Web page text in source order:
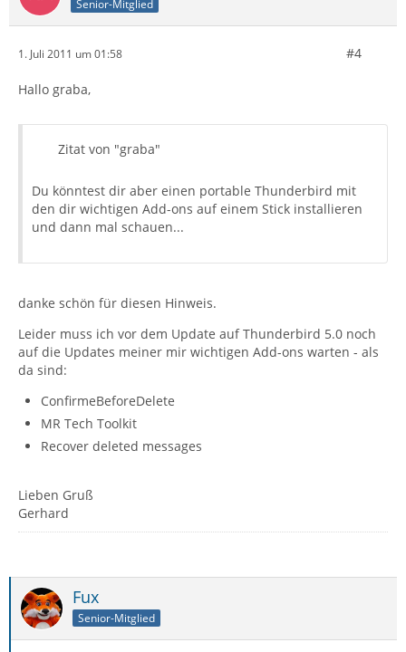
Senior-Mitglied
1. Juli 2011 um 01:58 #4
Hallo graba,
Zitat von "graba"
Du könntest dir aber einen portable Thunderbird mit
den dir wichtigen Add-ons auf einem Stick installieren
und dann mal schauen...
danke schön für diesen Hinweis.
Leider muss ich vor dem Update auf Thunderbird 5.0 noch
auf die Updates meiner mir wichtigen Add-ons warten - als
da sind:
ConfirmeBeforeDelete
MR Tech Toolkit
Recover deleted messages
Lieben Gruß
Gerhard
Fux
Senior-Mitglied